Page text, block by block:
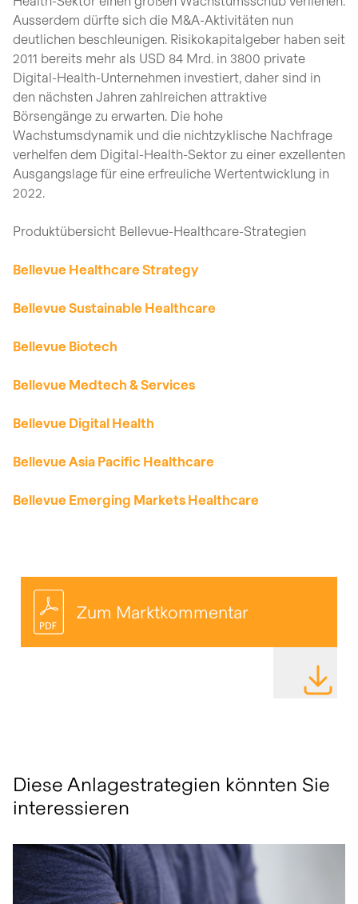
Ausserdem dürfte sich die M&A-Aktivitäten nun
deutlichen beschleunigen. Risikokapitalgeber haben seit
2011 bereits mehr als USD 84 Mrd. in 3800 private
Digital-Health-Unternehmen investiert, daher sind in
den nächsten Jahren zahlreichen attraktive
Börsengänge zu erwarten. Die hohe
Wachstumsdynamik und die nichtzyklische Nachfrage
verhelfen dem Digital-Health-Sektor zu einer exzellenten
Ausgangslage für eine erfreuliche Wertentwicklung in
2022.
Produktübersicht Bellevue-Healthcare-Strategien
Bellevue Healthcare Strategy
Bellevue Sustainable Healthcare
Bellevue Biotech
Bellevue Medtech & Services
Bellevue Digital Health
Bellevue Asia Pacific Healthcare
Bellevue Emerging Markets Healthcare
Zum Marktkommentar
DATEI
Diese Anlagestrategien könnten Sie
interessieren